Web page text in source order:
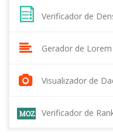
Verificador de
Gerador de
Visualizador de
Verificador de